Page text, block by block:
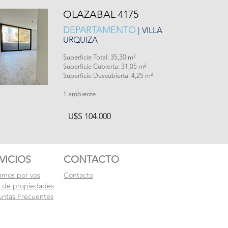
OLAZABAL 4175
DEPARTAMENTO | VILLA
URQUIZA
Superficie Total: 35,30 m²
Superficie Cubierta: 31,05 m²
Superficie Descubierta: 4,25 m²
1 ambiente
U$S 104.000
por vos
de propiedades
Frecuentes
CONTACTO
Contacto